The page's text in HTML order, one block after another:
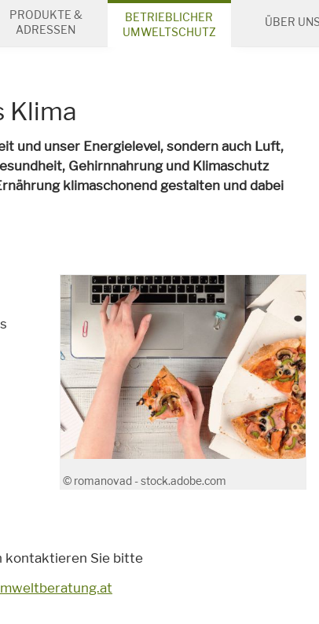
PRODUKTE &
ADRESSEN
BETRIEBLICHER
UMWELTSCHUTZ
ÜBER
Klima
und unser Energielevel, sondern auch Luft,
Gehirnnahrung und Klimaschutz
klimaschonend gestalten und dabei
© romanovad - stock.adobe.com
kontaktieren Sie bitte